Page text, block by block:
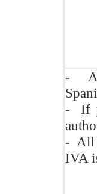
- All
- If
- All
IVA